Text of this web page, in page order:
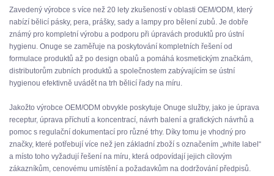
Zavedený výrobce s více než 20 lety zkušeností v oblasti OEM/ODM, který
nabízí bělicí pásky, pera, prášky, sady a lampy pro bělení zubů. Je dobře
známý pro kompletní výrobu a podporu při úpravách produktů pro ústní
hygienu. Onuge se zaměřuje na poskytování kompletních řešení od
formulace produktů až po design obalů a pomáhá kosmetickým značkám,
distributorům zubních produktů a společnostem zabývajícím se ústní
hygienou efektivně uvádět na trh bělicí řady na míru.
Jakožto výrobce OEM/ODM obvykle poskytuje Onuge služby, jako je úprava
receptur, úprava příchutí a koncentrací, návrh balení a grafických návrhů a
pomoc s regulační dokumentací pro různé trhy. Díky tomu je vhodný pro
značky, které potřebují více než jen základní zboží s označením „white label“
a místo toho vyžadují řešení na míru, která odpovídají jejich cílovým
zákazníkům, cenovému umístění a požadavkům na dodržování předpisů.